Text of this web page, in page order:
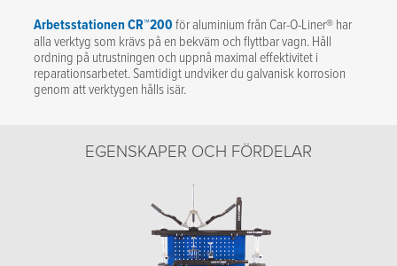
Arbetsstationen CR™200för aluminium från Car-O-Liner® har
alla verktyg som krävs på en bekväm och flyttbar vagn. Håll
ordning på utrustningen och uppnå maximal effektivitet i
reparationsarbetet. Samtidigt undviker du galvanisk korrosion
genom att verktygen hålls isär.
EGENSKAPER OCH FÖRDELAR